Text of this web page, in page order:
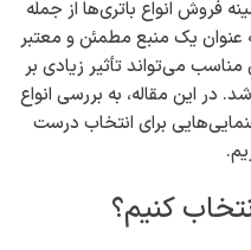
فروش انواع باتری‌ها از جمله
عنوان یک منبع مطمئن و معتبر
می‌تواند تأثیر زیادی بر
در این مقاله، به بررسی انواع
برای انتخاب درست
کنیم؟